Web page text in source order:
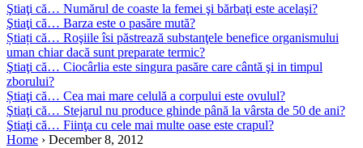
Ştiaţi că… Numărul de coaste la femei şi bărbaţi este acelaşi?
Ştiaţi că… Barza este o pasăre mută?
Știați că… Roşiile îsi păstrează substanţele benefice organismului
uman chiar dacă sunt preparate termic?
Ştiaţi că… Ciocârlia este singura pasăre care cântă şi in timpul
zborului?
Știaţi că… Cea mai mare celulă a corpului este ovulul?
Ştiaţi că… Stejarul nu produce ghinde până la vârsta de 50 de ani?
Ştiaţi că… Fiinţa cu cele mai multe oase este crapul?
Home › December 8, 2012